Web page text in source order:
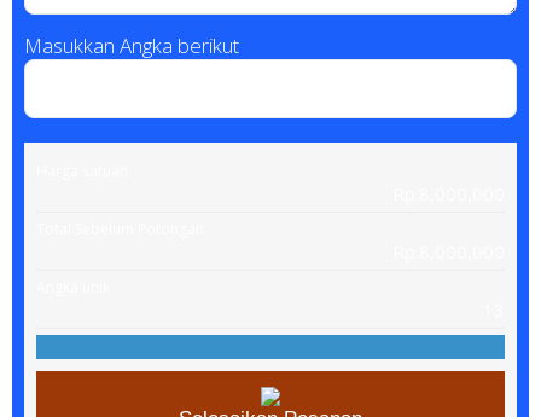
Masukkan Angka berikut